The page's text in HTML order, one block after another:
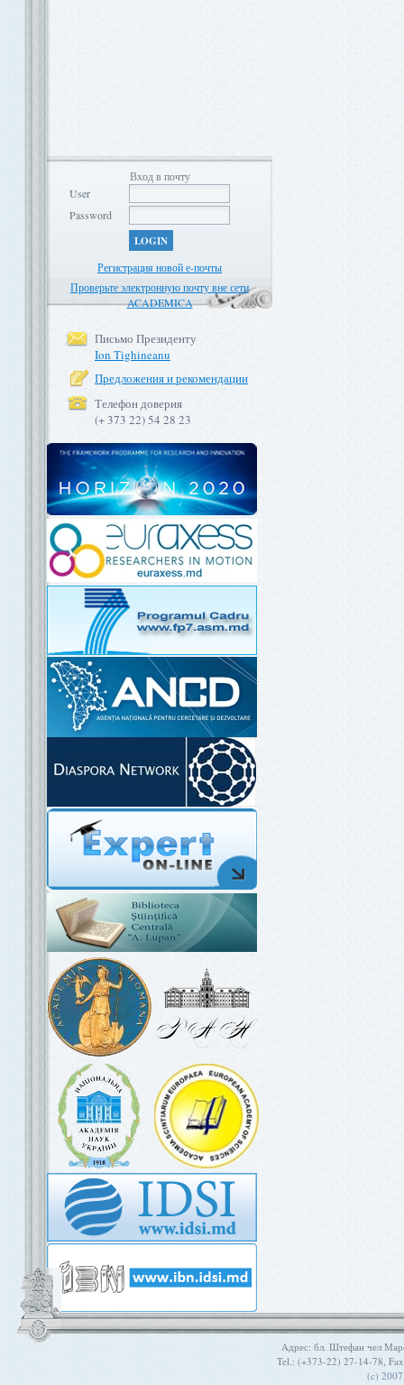
Вход в почту
User
Password
LOGIN
Регистрация новой е-почты
Проверьте электронную почту вне сети
ACADEMICA
Письмо Президенту
Ion Tighineanu
Предложения и рекомендации
Телефон доверия
(+ 373 22) 54 28 23
Aдрес: бл. Штефан чел
Tel.: (+373-22) 27-14-78,
(c)